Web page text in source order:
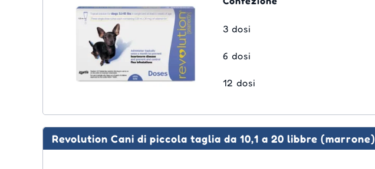
3 dosi
6 dosi
12 dosi
Revolution Cani di piccola taglia da 10,1 a 20 libbre (marrone)